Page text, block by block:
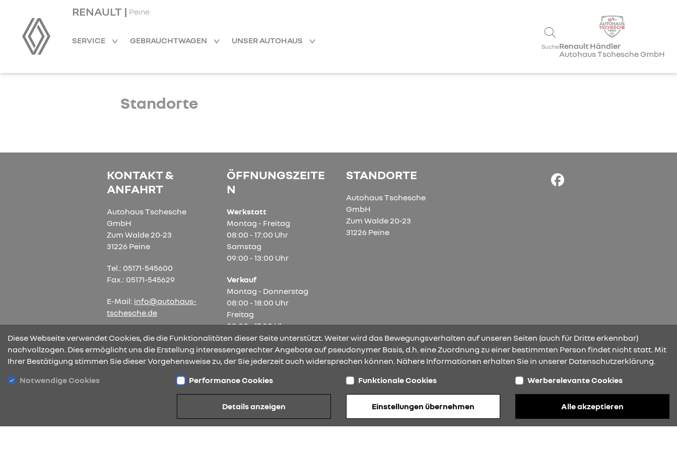
RENAULT | Peine
SERVICE GEBRAUCHTWAGEN UNSER AUTOHAUS
SucheRenault Händler
Autohaus Tschesche GmbH
Standorte
KONTAKT &
ANFAHRT
Autohaus Tschesche
GmbH
Zum Walde 20-23
31226 Peine
Tel.: 05171-545600
Fax.: 05171-545629
E-Mail: info@autohaus-
tschesche.de
ÖFFNUNGSZEITE
N
Werkstatt
Montag - Freitag
08:00 - 17:00 Uhr
Samstag
09:00 - 13:00 Uhr
Verkauf
Montag - Donnerstag
08:00 - 18:00 Uhr
Freitag
08:00 - 17:30 Uhr
Samstag
09:00 - 13:00 Uhr
STANDORTE
Autohaus Tschesche
GmbH
Zum Walde 20-23
31226 Peine
Barrierefreiheit © 2026 Renault
Diese Webseite verwendet Cookies, die die Funktionalitäten dieser Seite unterstützt. Weiter wird das Bewegungsverhalten auf unseren Seiten (auch für Dritte erkennbar)
nachvollzogen. Dies ermöglicht uns die Erstellung interessengerechter Angebote auf pseudonymer Basis, d.h. eine Zuordnung zu einer bestimmten Person findet nicht statt. Mit
Ihrer Bestätigung stimmen Sie dieser Vorgehensweise zu, der Sie jederzeit auch widersprechen können. Nähere Informationen erhalten Sie in unserer Datenschutzerklärung.
Notwendige Cookies
Performance Cookies Funktionale Cookies Werberelevante Cookies
Details anzeigen Einstellungen übernehmen Alle akzeptieren